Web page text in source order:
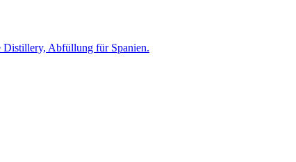
Distillery, Abfüllung für Spanien.